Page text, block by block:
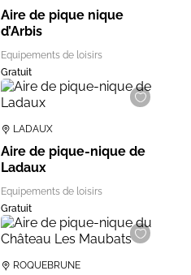
Aire de pique nique
d’Arbis
Equipements de loisirs
Gratuit
LADAUX
Aire de pique-nique de
Ladaux
Equipements de loisirs
Gratuit
ROQUEBRUNE